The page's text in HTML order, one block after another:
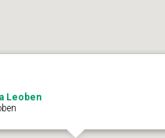
Leoben